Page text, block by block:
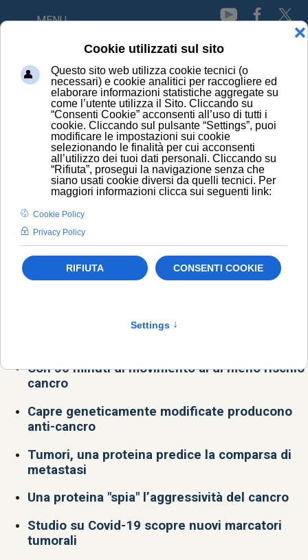
MENU
Cancro
Le bibite zuccherate potrebbero aumentare il
rischio di ammalarsi di cancro
Scoperta molecola che previene le metastasi
del cancro
Al Cnao primo sistema di monitoraggio
radiazioni per terapie anti-cancro più precise
Farmaco antidiabetico e antitumorale insieme
Nuovo bersaglio contro cachessia indotta dal
Con 30 minuti di movimento al dì meno rischio
cancro
Capre geneticamente modificate producono
anti-cancro
Tumori, una proteina predice la comparsa di
metastasi
Una proteina "spia" l’aggressività del cancro
Studio su Covid-19 scopre nuovi marcatori
tumorali